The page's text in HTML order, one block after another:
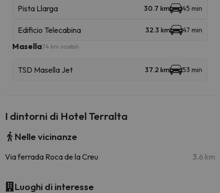
Pista Llarga 30.7 km 45 min
Edificio Telecabina 32.3 km 47 min
Masella74 km sciabili
TSD Masella Jet 37.2 km 53 min
I dintorni di Hotel Terralta
Nelle vicinanze
Via ferrada Roca de la Creu 3.6 km
Luoghi di interesse